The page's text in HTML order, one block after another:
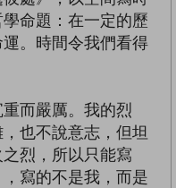
命題：在一定的歷
。時間令我們看得
重而嚴厲。我的烈
也不說意志，但坦
烈，所以只能寫
，寫的不是我，而是